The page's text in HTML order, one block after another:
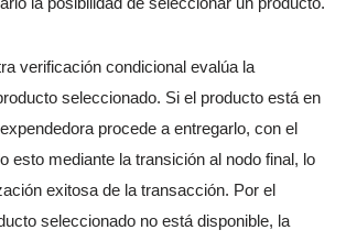
verificación condicional evalúa la
seleccionado. Si el producto está en
procede a entregarlo, con el
esto mediante la transición al nodo final, lo
exitosa de la transacción. Por el
seleccionado no está disponible, la